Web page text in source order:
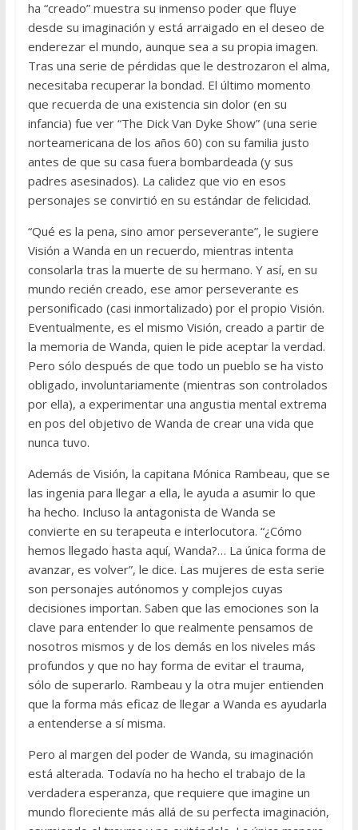
ha “creado” muestra su inmenso poder que fluye
desde su imaginación y está arraigado en el deseo de
enderezar el mundo, aunque sea a su propia imagen.
Tras una serie de pérdidas que le destrozaron el alma,
necesitaba recuperar la bondad. El último momento
que recuerda de una existencia sin dolor (en su
infancia) fue ver “The Dick Van Dyke Show” (una serie
norteamericana de los años 60) con su familia justo
antes de que su casa fuera bombardeada (y sus
padres asesinados). La calidez que vio en esos
personajes se convirtió en su estándar de felicidad.
“Qué es la pena, sino amor perseverante”, le sugiere
Visión a Wanda en un recuerdo, mientras intenta
consolarla tras la muerte de su hermano. Y así, en su
mundo recién creado, ese amor perseverante es
personificado (casi inmortalizado) por el propio Visión.
Eventualmente, es el mismo Visión, creado a partir de
la memoria de Wanda, quien le pide aceptar la verdad.
Pero sólo después de que todo un pueblo se ha visto
obligado, involuntariamente (mientras son controlados
por ella), a experimentar una angustia mental extrema
en pos del objetivo de Wanda de crear una vida que
nunca tuvo.
Además de Visión, la capitana Mónica Rambeau, que se
las ingenia para llegar a ella, le ayuda a asumir lo que
ha hecho. Incluso la antagonista de Wanda se
convierte en su terapeuta e interlocutora. “¿Cómo
hemos llegado hasta aquí, Wanda?… La única forma de
avanzar, es volver”, le dice. Las mujeres de esta serie
son personajes autónomos y complejos cuyas
decisiones importan. Saben que las emociones son la
clave para entender lo que realmente pensamos de
nosotros mismos y de los demás en los niveles más
profundos y que no hay forma de evitar el trauma,
sólo de superarlo. Rambeau y la otra mujer entienden
que la forma más eficaz de llegar a Wanda es ayudarla
a entenderse a sí misma.
Pero al margen del poder de Wanda, su imaginación
está alterada. Todavía no ha hecho el trabajo de la
verdadera esperanza, que requiere que imagine un
mundo floreciente más allá de su perfecta imaginación,